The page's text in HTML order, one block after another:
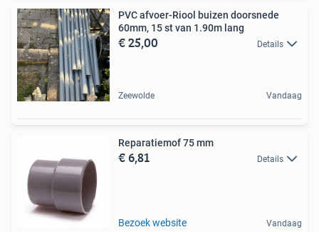
PVC afvoer-Riool buizen doorsnede
60mm, 15 st van 1.90m lang
€ 25,00 Details
Zeewolde Vandaag
Reparatiemof 75 mm
€ 6,81 Details
Bezoek website Vandaag